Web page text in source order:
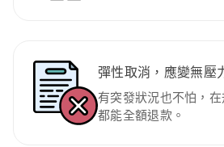
彈性取消，應變無壓
有突發狀況也不怕，在
都能全額退款。